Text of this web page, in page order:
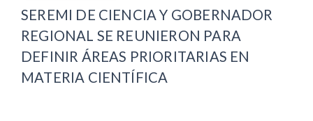
SEREMI DE CIENCIA Y GOBERNADOR
REGIONAL SE REUNIERON PARA
DEFINIR ÁREAS PRIORITARIAS EN
MATERIA CIENTÍFICA